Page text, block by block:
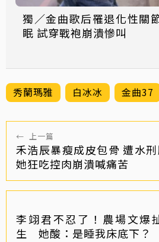
獨／金曲歌后罹退化性關
眠 試穿戰袍崩潰慘叫
秀蘭瑪雅 白冰冰 金曲37
← 上一篇
禾浩辰暴瘦成皮包骨 遭水
她狂吃控肉崩潰喊痛苦
李翊君不忍了！農場文爆
生 她酸：是睡我床底下？